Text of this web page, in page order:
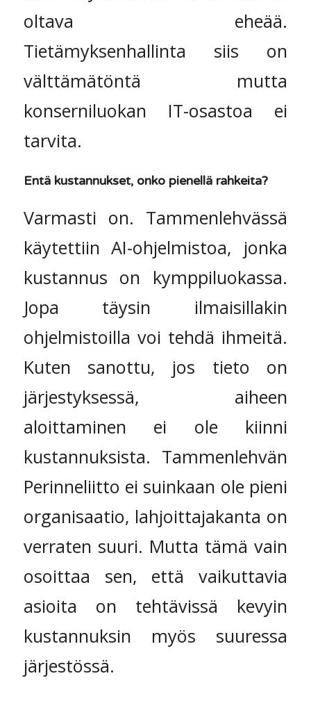
oltava eheää.
Tietämyksenhallinta siis on
välttämätöntä mutta
konserniluokan IT-osastoa ei
tarvita.
Entä kustannukset, onko pienellä rahkeita?
Varmasti on. Tammenlehvässä
käytettiin AI-ohjelmistoa, jonka
kustannus on kymppiluokassa.
Jopa täysin ilmaisillakin
ohjelmistoilla voi tehdä ihmeitä.
Kuten sanottu, jos tieto on
järjestyksessä, aiheen
aloittaminen ei ole kiinni
kustannuksista. Tammenlehvän
Perinneliitto ei suinkaan ole pieni
organisaatio, lahjoittajakanta on
verraten suuri. Mutta tämä vain
osoittaa sen, että vaikuttavia
asioita on tehtävissä kevyin
kustannuksin myös suuressa
järjestössä.